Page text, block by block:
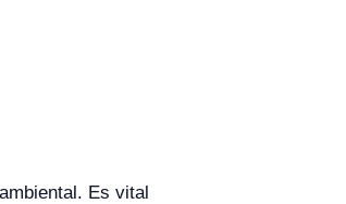
Es vital